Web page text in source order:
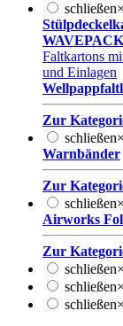
schließen×
Faltkartons
und Einlagen
Zur
schließen×
Warnbänder
Zur
schließen×
Airworks
Zur
schließen×
schließen×
schließen×